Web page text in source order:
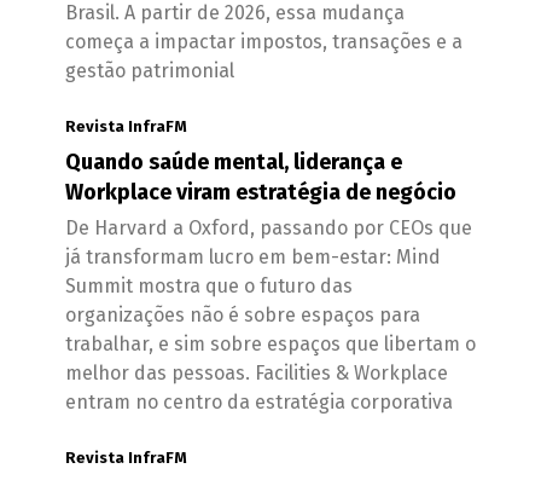
Brasil. A partir de 2026, essa mudança
começa a impactar impostos, transações e a
gestão patrimonial
Revista InfraFM
Quando saúde mental, liderança e
Workplace viram estratégia de negócio
De Harvard a Oxford, passando por CEOs que
já transformam lucro em bem-estar: Mind
Summit mostra que o futuro das
organizações não é sobre espaços para
trabalhar, e sim sobre espaços que libertam o
melhor das pessoas. Facilities & Workplace
entram no centro da estratégia corporativa
Revista InfraFM